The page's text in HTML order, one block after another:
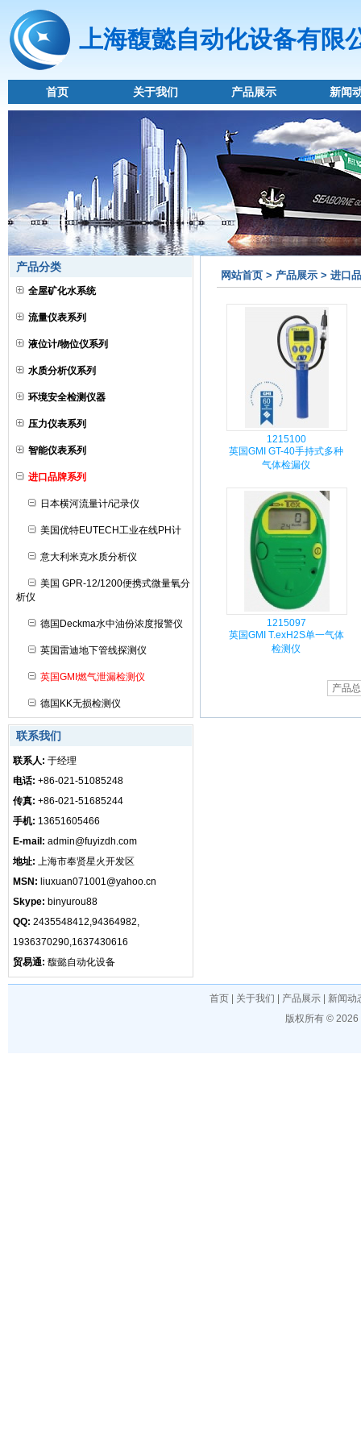
上海馥懿自动化设备有限
首页 关于我们 产品展示 新闻
产品分类
全屋矿化水系统
流量仪表系列
液位计/物位仪系列
水质分析仪系列
环境安全检测仪器
压力仪表系列
智能仪表系列
进口品牌系列
日本横河流量计/记录仪
美国优特EUTECH工业在线PH计
意大利米克水质分析仪
美国 GPR-12/1200便携式微量氧分
析仪
德国Deckma水中油份浓度报警仪
英国雷迪地下管线探测仪
英国GMI燃气泄漏检测仪
德国KK无损检测仪
联系我们
联系人: 于经理
电话: +86-021-51085248
传真: +86-021-51685244
手机: 13651605466
E-mail: admin@fuyizdh.com
地址: 上海市奉贤星火开发区
MSN: liuxuan071001@yahoo.cn
Skype: binyurou88
QQ: 2435548412,94364982,
1936370290,1637430616
贸易通: 馥懿自动化设备
网站首页 > 产品展示 > 进口
1215100
英国GMI GT-40手持式多种
气体检漏仪
1215097
英国GMI T.exH2S单一气体
检测仪
产品
首页 关于我们 产品展示
新闻动
版权所有 © 2026